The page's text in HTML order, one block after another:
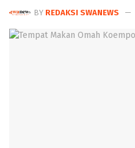
BY REDAKSI SWANEWS